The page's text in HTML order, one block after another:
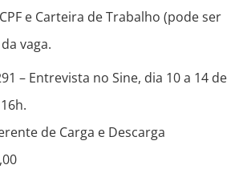
e Carteira de Trabalho (pode ser
vaga.
– Entrevista no Sine, dia 10 a 14 de
de Carga e Descarga